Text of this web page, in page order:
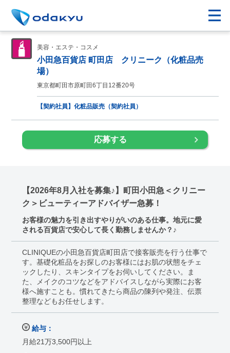
美容・エステ・コスメ
小田急百貨店 町田店 クリニーク（化粧品売
場）
東京都町田市原町田6丁目12番20号
【契約社員】化粧品販売（契約社員）
応募する
【2026年8月入社を募集♪】町田小田急＜クリニー
ク＞ビューティーアドバイザー急募！
お客様の魅力を引き出すやりがいのある仕事。地元に愛
される百貨店で安心して長く勤務しませんか？♪
CLINIQUEの小田急百貨店町田店で接客販売を行う仕事で
す。基礎化粧品をお探しのお客様にはお肌の状態をチェ
ックしたり、スキンタイプをお伺いしてください。ま
た、メイクのコツなどをアドバイスしながら実際にお客
様へ施すことも。慣れてきたら商品の陳列や発注、伝票
整理などもお任せします。
給与：
月給21万3,500円以上